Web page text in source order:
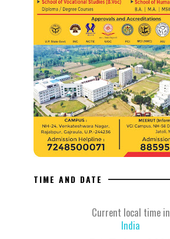
TIME AND DATE
Current local time in
India